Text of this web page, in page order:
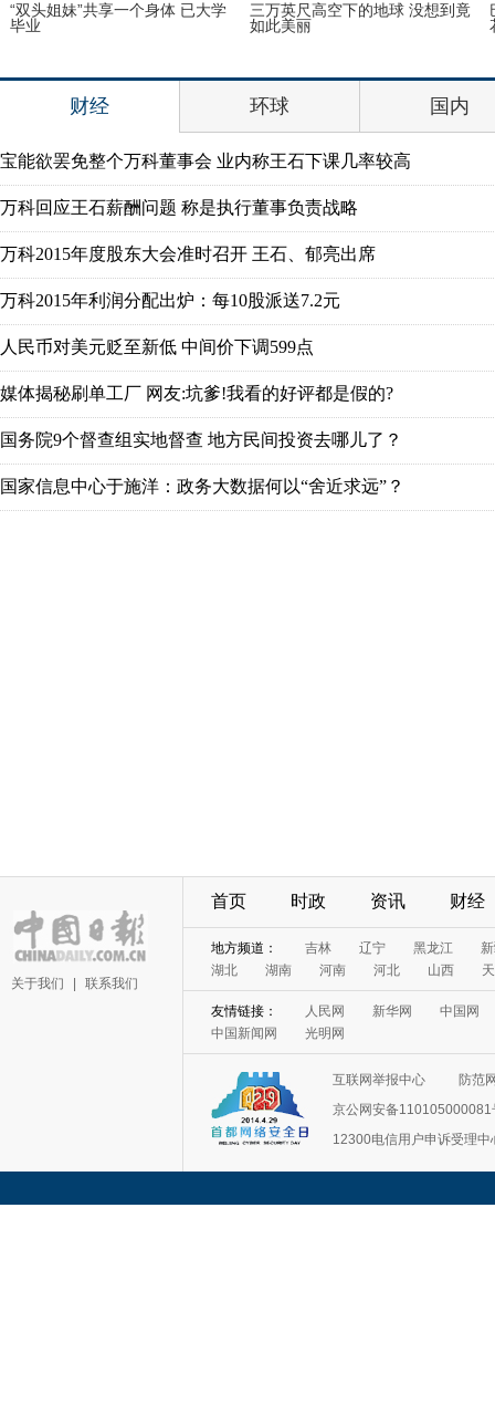
“双头姐妹”共享一个身体 已大学
毕业
三万英尺高空下的地球 没想到竟
如此美丽
财经 环球 国内
宝能欲罢免整个万科董事会 业内称王石下课几率较高
万科回应王石薪酬问题 称是执行董事负责战略
万科2015年度股东大会准时召开 王石、郁亮出席
万科2015年利润分配出炉：每10股派送7.2元
人民币对美元贬至新低 中间价下调599点
媒体揭秘刷单工厂 网友:坑爹!我看的好评都是假的?
国务院9个督查组实地督查 地方民间投资去哪儿了？
国家信息中心于施洋：政务大数据何以“舍近求远”？
关于我们 联系我们
首页 时政 资讯 财经
地方频道： 吉林 辽宁 黑龙江
湖北
湖南 河南 河北 山西
友情链接： 人民网 新华网
中国网
中国新闻网
光明网
互联网举报中心
防范
京公网安备110105000081
12300电信用户申诉受理中